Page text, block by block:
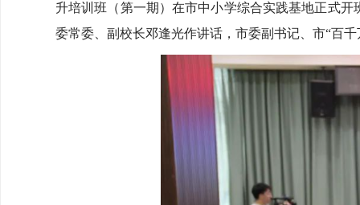
升培训班（第一期）在市中小学综合实践基地正式
委常委、副校长邓逢光作讲话，市委副书记、市“百